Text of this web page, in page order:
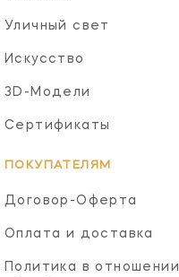
Уличный свет
Искусство
3D-Модели
Сертификаты
ПОКУПАТЕЛЯМ
Договор-Оферта
Оплата и доставка
Политика в отношении